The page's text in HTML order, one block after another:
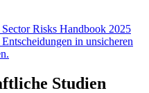
Risks Handbook 2025
in unsicheren
Studien